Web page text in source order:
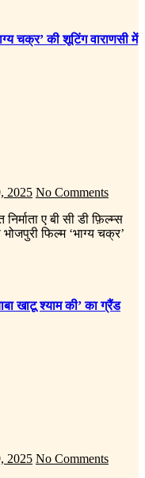
चक्र’ की शूटिंग वाराणसी में
2025 No Comments
भोजपुरी फिल्म ‘भाग्य चक्र’
खाटू श्याम की’ का ग्रैंड
2025 No Comments